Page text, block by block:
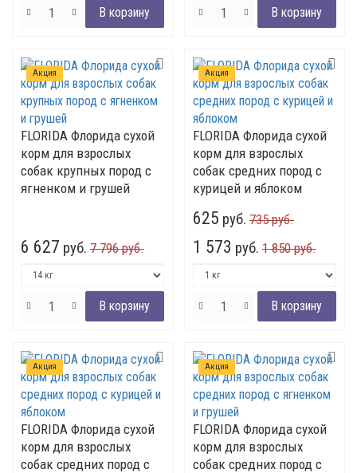
Акция
FLORIDA Флорида сухой
корм для взрослых
собак крупных пород с
ягненком и грушей
6 627 руб. 7 796 руб.
Акция
FLORIDA Флорида сухой
корм для взрослых
собак средних пород с
курицей и яблоком
625 руб. 735 руб.
1 573 руб. 1 850 руб.
Акция
FLORIDA Флорида сухой
корм для взрослых
собак средних пород с
Акция
FLORIDA Флорида сухой
корм для взрослых
собак средних пород с